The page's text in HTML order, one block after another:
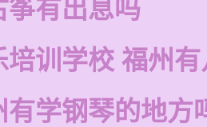
筝有出息吗
培训学校 福州
有学钢琴的地方